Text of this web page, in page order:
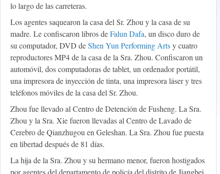
lo largo de las carreteras.
Los agentes saquearon la casa del Sr. Zhou y la casa de su
madre. Le confiscaron libros deFalun Dafa, un disco duro de
su computador, DVD deShen Yun Performing Artsy cuatro
reproductores MP4 de la casa de la Sra. Zhou. Confiscaron un
automóvil, dos computadoras de tablet, un ordenador portátil,
una impresora de inyección de tinta, una impresora láser y tres
teléfonos móviles de la casa del Sr. Zhou.
Zhou fue llevado al Centro de Detención de Fusheng. La Sra.
Zhou y la Sra. Xie fueron llevadas al Centro de Lavado de
Cerebro de Qianzhugou en Geleshan. La Sra. Zhou fue puesta
en libertad después de 81 días.
La hija de la Sra. Zhou y su hermano menor, fueron hostigados